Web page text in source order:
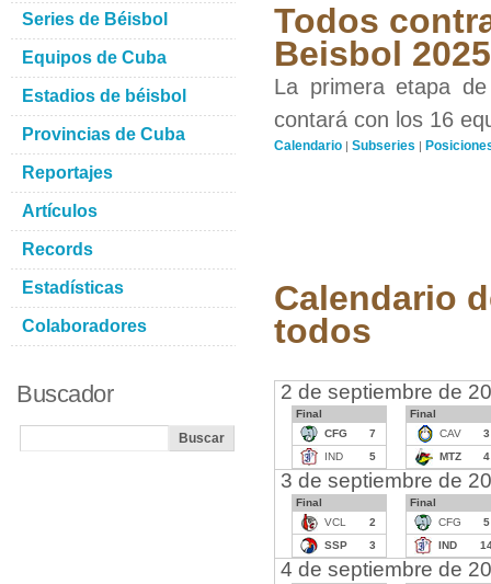
Todos
Beisbol
La primera etapa
contará con los 16
Calendario | Subseries |
Calendario
todos
2 de septiembre de
Final
CFG
7
IND
5
Final
CAV
3
MTZ
4
3 de septiembre de
Final
VCL
2
SSP
3
Final
CFG
5
IND
4 de septiembre de
Series de Béisbol
Equipos de Cuba
Estadios de béisbol
Provincias de Cuba
Reportajes
Artículos
Records
Estadísticas
Colaboradores
Buscador